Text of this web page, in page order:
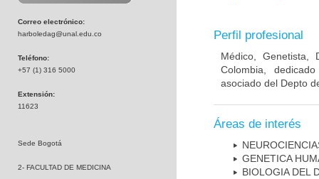
Correo electrónico:
harboledag@unal.edu.co
Teléfono:
+57 (1) 316 5000
Extensión:
11623
Sede Bogotá
2- FACULTAD DE MEDICINA
Perfil profesional
Médico, Genetista,
Colombia,
asociado del Depto
Áreas de interés
GENETICA
BIOLOGIA DEL